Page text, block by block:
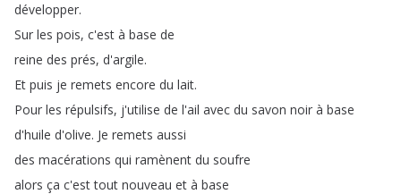
développer.
Sur les pois, c'est à base de
reine des prés, d'argile.
Et puis je remets encore du lait.
Pour les répulsifs, j'utilise de l'ail avec du savon noir à base
d'huile d'olive. Je remets aussi
des macérations qui ramènent du soufre
alors ça c'est tout nouveau et à base